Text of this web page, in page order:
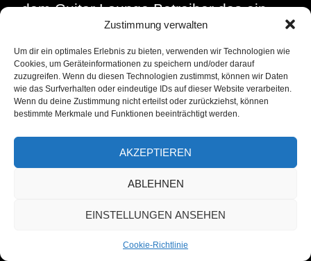
Zustimmung verwalten
Um dir ein optimales Erlebnis zu bieten, verwenden wir Technologien wie
Cookies, um Geräteinformationen zu speichern und/oder darauf
zuzugreifen. Wenn du diesen Technologien zustimmst, können wir Daten
wie das Surfverhalten oder eindeutige IDs auf dieser Website verarbeiten.
Wenn du deine Zustimmung nicht erteilst oder zurückziehst, können
bestimmte Merkmale und Funktionen beeinträchtigt werden.
AKZEPTIEREN
ABLEHNEN
EINSTELLUNGEN ANSEHEN
Cookie-Richtlinie
dem Guitar Lounge Betreiber das ein
oder andere Loch in den Bauch gefragt
hat.
Das neueste,Über Musik
so passierte...
TaggedALTAMANN,
An- und Verkauf von
Gitarrenwerkstatt,Guitar Lounge Berlin,
Künstlervermittlung,Live Konzert